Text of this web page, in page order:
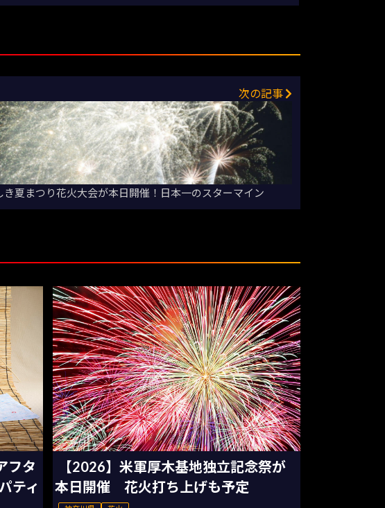
次の記事
き夏まつり花火大会が本日開催！日本一のスターマイン
フタ
ティ
【2026】米軍厚木基地独立記念祭が
本日開催 花火打ち上げも予定